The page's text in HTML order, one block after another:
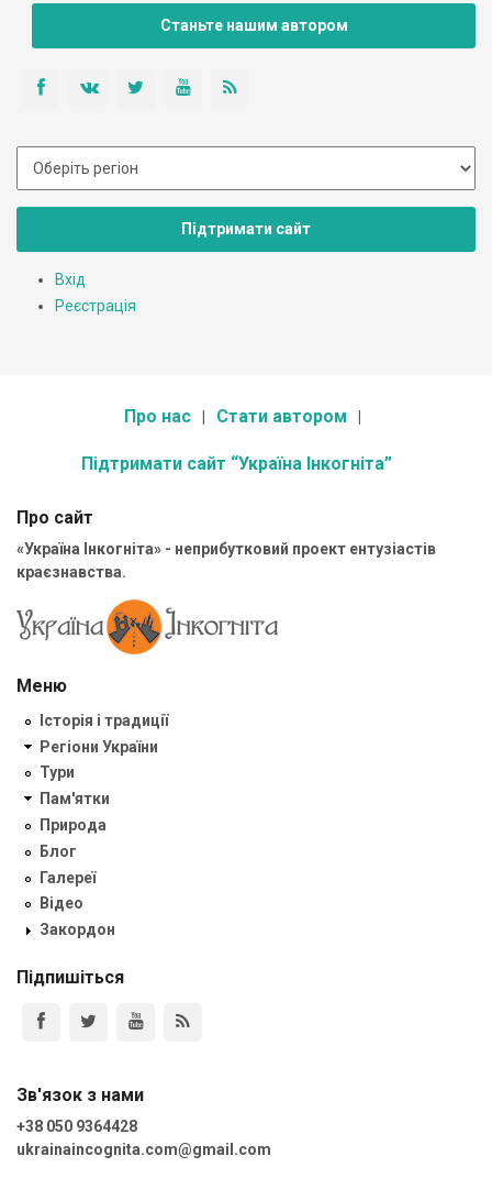
Станьте нашим автором
Підтримати сайт
Вхід
Реєстрація
Про нас Стати автором
Підтримати сайт “Україна Інкогніта”
Про сайт
«Україна Інкогніта» - неприбутковий проект ентузіастів
краєзнавства.
Меню
Історія і традиції
Регіони України
Тури
Пам'ятки
Природа
Блог
Галереї
Відео
Закордон
Підпишіться
Зв'язок з нами
+38 050 9364428
ukrainaincognita.com@gmail.com